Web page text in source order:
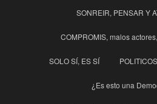
SONREIR, PENSAR Y
COMPROMIS, malos
SOLO SÍ, ES SÍ
¿Es esto una